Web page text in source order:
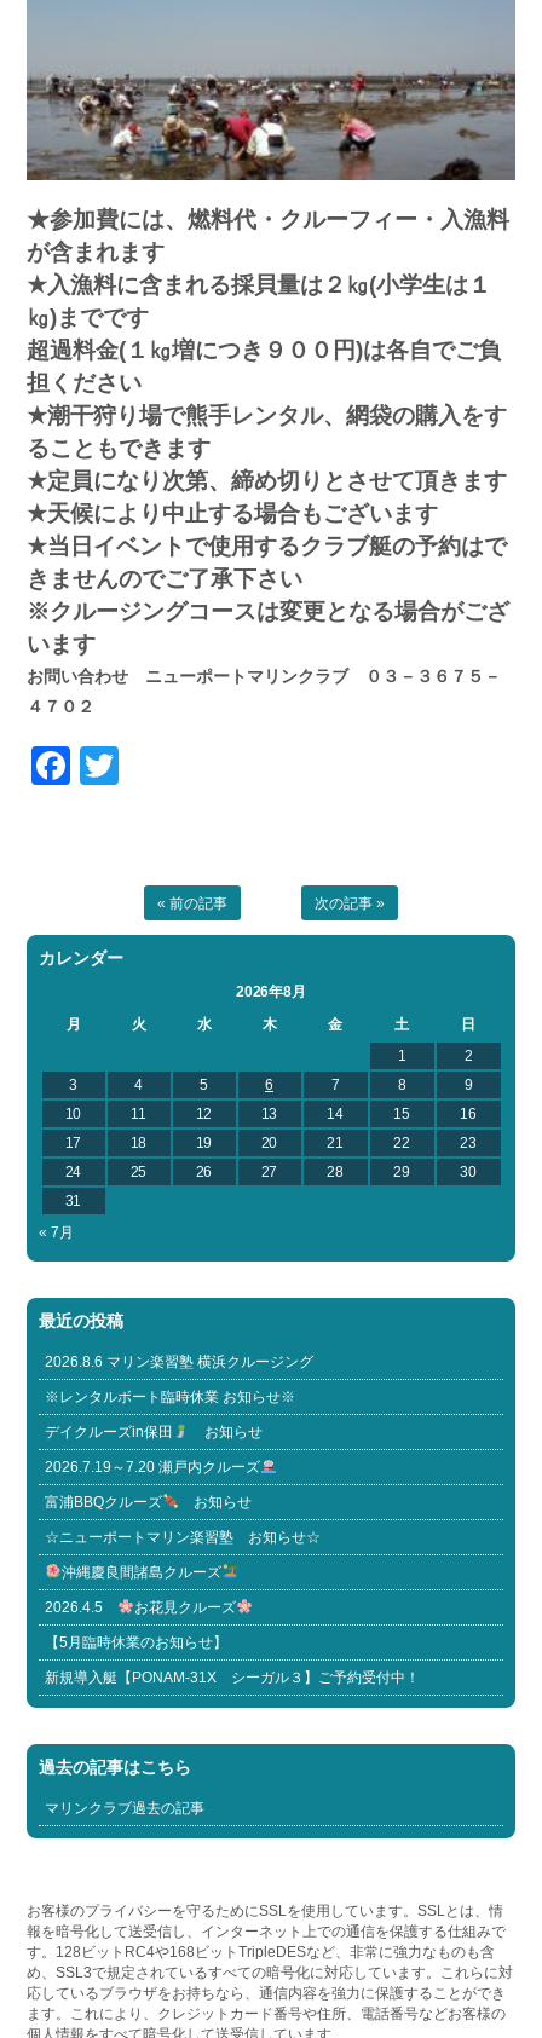
★参加費には、燃料代・クルーフィー・入漁料
が含まれます
★入漁料に含まれる採貝量は２㎏(小学生は１
㎏)までです
超過料金(１㎏増につき９００円)は各自でご負
担ください
★潮干狩り場で熊手レンタル、網袋の購入をす
ることもできます
★定員になり次第、締め切りとさせて頂きます
★天候により中止する場合もございます
★当日イベントで使用するクラブ艇の予約はで
きませんのでご了承下さい
※クルージングコースは変更となる場合がござ
います
お問い合わせ ニューポートマリンクラブ ０３－３６７５－
４７０２
Facebook
« 前の記事 次の記事 »
カレンダー
2026年8月
月
火 水 木 金 土
日
1
2
3
4 5 6 7 8
9
10
11 12 13 14 15
16
17
18 19 20 21 22
23
24
25 26 27 28 29
30
31
« 7月
最近の投稿
2026.8.6 マリン楽習塾 横浜クルージング
※レンタルボート臨時休業 お知らせ※
デイクルーズin保田 お知らせ
2026.7.19～7.20 瀬戸内クルーズ
富浦BBQクルーズ お知らせ
☆ニューポートマリン楽習塾 お知らせ☆
沖縄慶良間諸島クルーズ
2026.4.5 お花見クルーズ
【5月臨時休業のお知らせ】
新規導入艇【PONAM-31X シーガル３】ご予約受付中！
過去の記事はこちら
マリンクラブ過去の記事
お客様のプライバシーを守るためにSSLを使用しています。SSLとは、情
報を暗号化して送受信し、インターネット上での通信を保護する仕組みで
す。128ビットRC4や168ビットTripleDESなど、非常に強力なものも含
め、SSL3で規定されているすべての暗号化に対応しています。これらに対
応しているブラウザをお持ちなら、通信内容を強力に保護することができ
ます。これにより、クレジットカード番号や住所、電話番号などお客様の